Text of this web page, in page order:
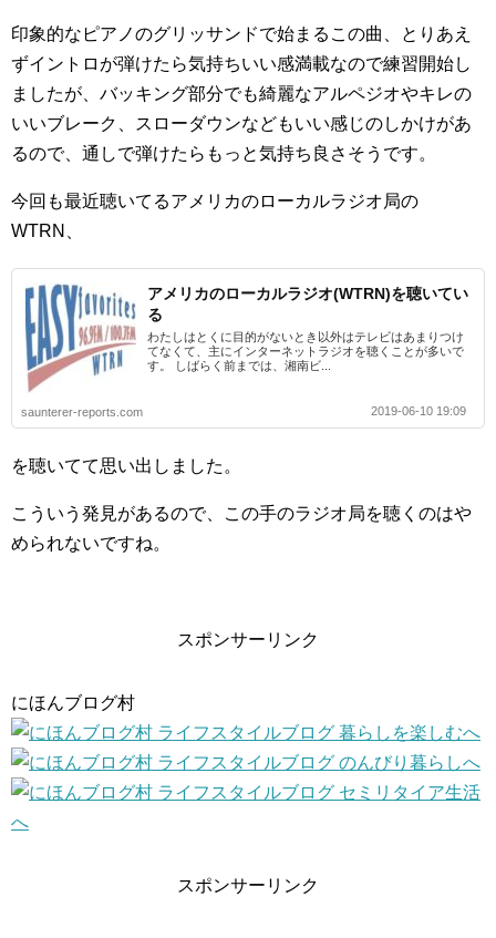
印象的なピアノのグリッサンドで始まるこの曲、とりあえ
ずイントロが弾けたら気持ちいい感満載なので練習開始し
ましたが、バッキング部分でも綺麗なアルペジオやキレの
いいブレーク、スローダウンなどもいい感じのしかけがあ
るので、通しで弾けたらもっと気持ち良さそうです。
今回も最近聴いてるアメリカのローカルラジオ局の
WTRN、
アメリカのローカルラジオ(WTRN)を聴いてい
る
わたしはとくに目的がないとき以外はテレビはあまりつけ
てなくて、主にインターネットラジオを聴くことが多いで
す。 しばらく前までは、湘南ビ...
saunterer-reports.com 2019-06-10 19:09
を聴いてて思い出しました。
こういう発見があるので、この手のラジオ局を聴くのはや
められないですね。
スポンサーリンク
にほんブログ村
スポンサーリンク